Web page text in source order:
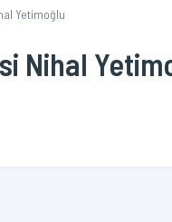
Yetimoğlu
Nihal